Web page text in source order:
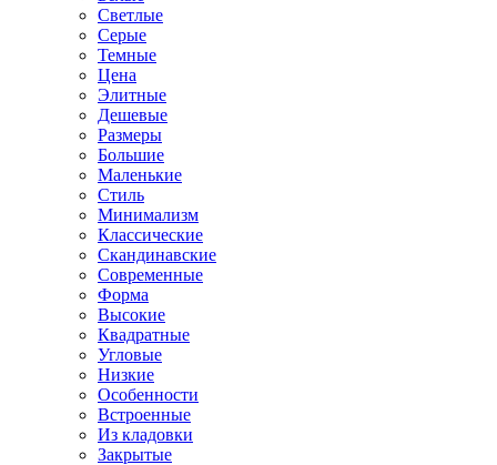
Светлые
Серые
Темные
Цена
Элитные
Дешевые
Размеры
Большие
Маленькие
Стиль
Минимализм
Классические
Скандинавские
Современные
Форма
Высокие
Квадратные
Угловые
Низкие
Особенности
Встроенные
Из кладовки
Закрытые